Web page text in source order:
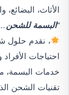
الأثاث،
“البسمة للشحن
، نقدم حلول
احتياجات
خدمات البسمة،
تقنيات الشحن